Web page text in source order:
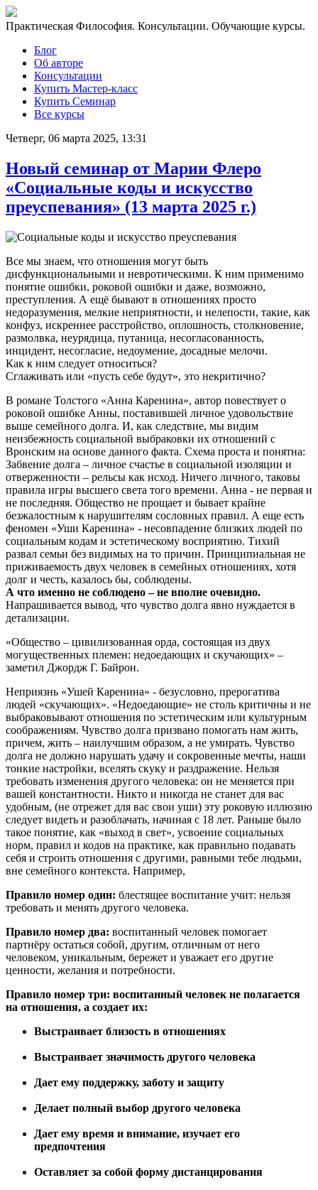
Практическая Философия. Консультации. Обучающие курсы.
Блог
Об авторе
Консультации
Купить Мастер-класс
Купить Семинар
Все курсы
Четверг, 06 марта 2025, 13:31
Новый семинар от Марии Флеро
«Социальные коды и искусство
преуспевания» (13 марта 2025 г.)
Все мы знаем, что отношения могут быть
дисфункциональными и невротическими. К ним применимо
понятие ошибки, роковой ошибки и даже, возможно,
преступления. А ещё бывают в отношениях просто
недоразумения, мелкие неприятности, и нелепости, такие, как
конфуз, искреннее расстройство, оплошность, столкновение,
размолвка, неурядица, путаница, несогласованность,
инцидент, несогласие, недоумение, досадные мелочи.
Как к ним следует относиться?
Сглаживать или «пусть себе будут», это некритично?
В романе Толстого «Анна Каренина», автор повествует о
роковой ошибке Анны, поставившей личное удовольствие
выше семейного долга. И, как следствие, мы видим
неизбежность социальной выбраковки их отношений с
Вронским на основе данного факта. Схема проста и понятна:
Забвение долга – личное счастье в социальной изоляции и
отверженности – рельсы как исход. Ничего личного, таковы
правила игры высшего света того времени. Анна - не первая и
не последняя. Общество не прощает и бывает крайне
безжалостным к нарушителям сословных правил. А еще есть
феномен «Уши Каренина» - несовпадение близких людей по
социальным кодам и эстетическому восприятию. Тихий
развал семьи без видимых на то причин. Принципиальная не
приживаемость двух человек в семейных отношениях, хотя
долг и честь, казалось бы, соблюдены.
А что именно не соблюдено – не вполне очевидно.
Напрашивается вывод, что чувство долга явно нуждается в
детализации.
«Общество – цивилизованная орда, состоящая из двух
могущественных племен: недоедающих и скучающих» –
заметил Джордж Г. Байрон.
Неприязнь «Ушей Каренина» - безусловно, прерогатива
людей «скучающих». «Недоедающие» не столь критичны и не
выбраковывают отношения по эстетическим или культурным
соображениям. Чувство долга призвано помогать нам жить,
причем, жить – наилучшим образом, а не умирать. Чувство
долга не должно нарушать удачу и сокровенные мечты, наши
тонкие настройки, вселять скуку и раздражение. Нельзя
требовать изменения другого человека: он не меняется при
вашей константности. Никто и никогда не станет для вас
удобным, (не отрежет для вас свои уши) эту роковую иллюзию
следует видеть и разоблачать, начиная с 18 лет. Раньше было
такое понятие, как «выход в свет», усвоение социальных
норм, правил и кодов на практике, как правильно подавать
себя и строить отношения с другими, равными тебе людьми,
вне семейного контекста. Например,
Правило номер один: блестящее воспитание учит: нельзя
требовать и менять другого человека.
Правило номер два: воспитанный человек помогает
партнёру остаться собой, другим, отличным от него
человеком, уникальным, бережет и уважает его другие
ценности, желания и потребности.
Правило номер три: воспитанный человек не полагается
на отношения, а создает их:
Выстраивает близость в отношениях
Выстраивает значимость другого человека
Дает ему поддержку, заботу и защиту
Делает полный выбор другого человека
Дает ему время и внимание, изучает его
предпочтения
Оставляет за собой форму дистанцирования